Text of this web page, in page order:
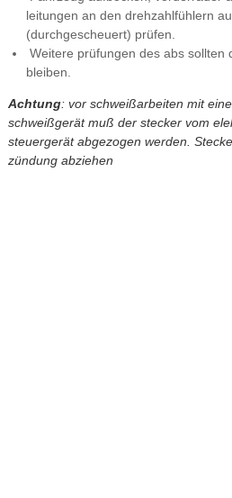
leitungen an den drehzahlfühlern
(durchgescheuert) prüfen.
Weitere prüfungen des abs sollten
bleiben.
Achtung: vor schweißarbeiten mit
schweißgerät muß der stecker vom
steuergerät abgezogen werden.
zündung abziehen